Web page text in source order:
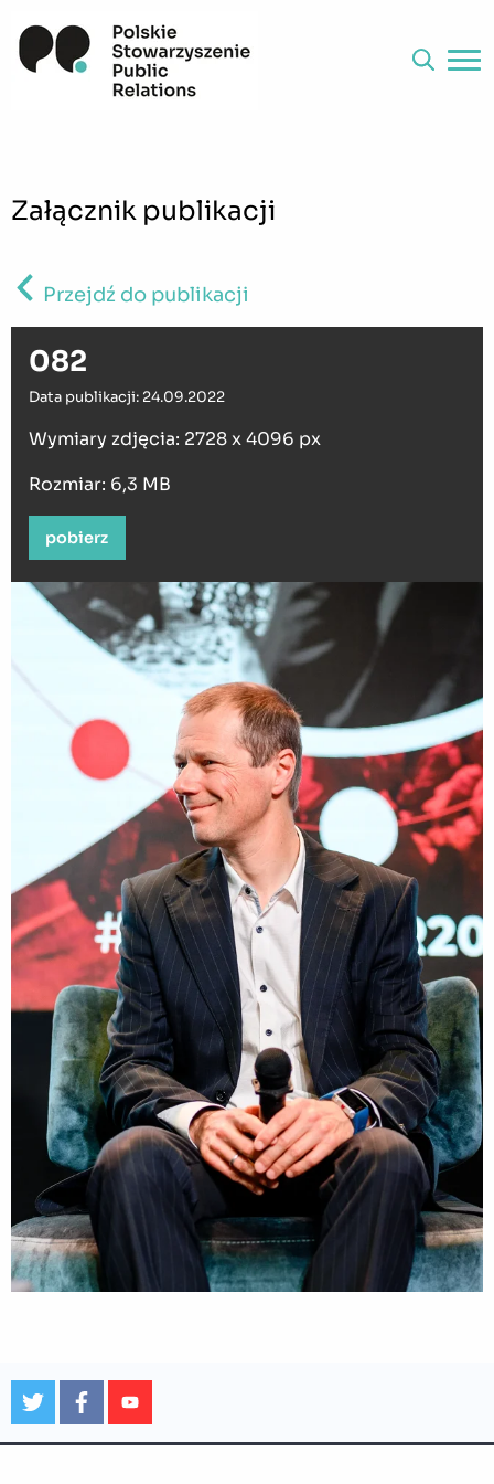
Załącznik publikacji
Przejdź do publikacji
082
Data publikacji: 24.09.2022
Wymiary zdjęcia: 2728 x 4096 px
Rozmiar: 6,3 MB
pobierz